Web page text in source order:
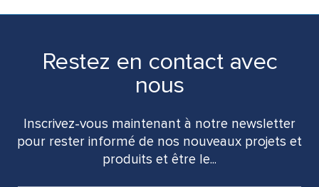
Restez en contact avec
nous
Inscrivez-vous maintenant à notre newsletter
pour rester informé de nos nouveaux projets et
produits et être le...